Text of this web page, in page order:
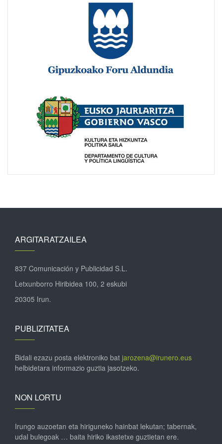
ARGITARATZAILEA
837 Comunicación y Publicidad S.L.
Letxunborro Hiribidea 100, 2 eskubi
20305 Irun.
PUBLIZITATEA
Bidali ezazu posta elektroniko bat jarozena@irunero.eus
helbidetara informazio guztia jasotzeko.
NON LORTU
Irungo auzoetan eta hiriguneko hainbat lekutan; tabernak,
udal bulegoak … baita hiriko ikastetxe guztietan ere.